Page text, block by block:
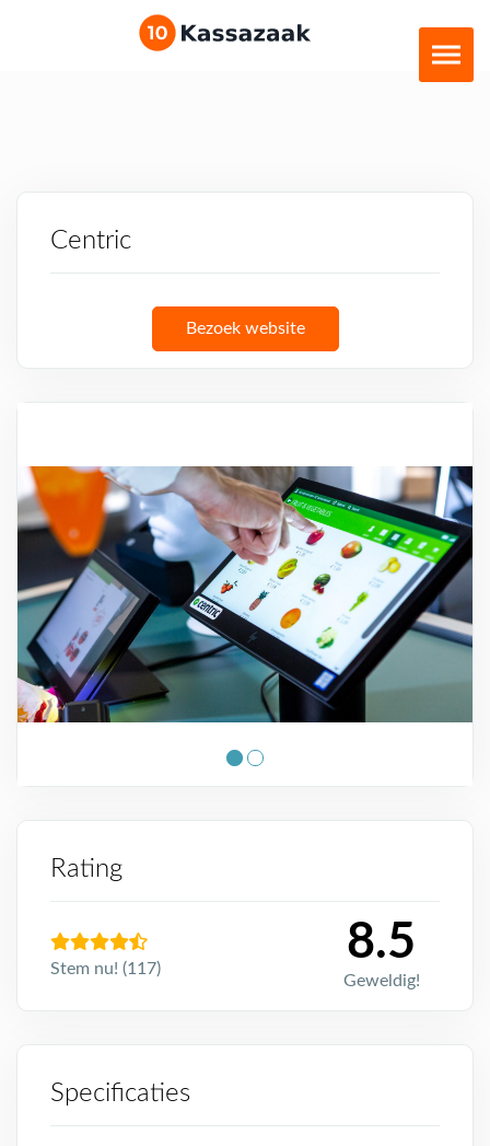
Rating
Stem nu! (117)
8.5
Geweldig!
Specificaties
Centric
Bezoek website